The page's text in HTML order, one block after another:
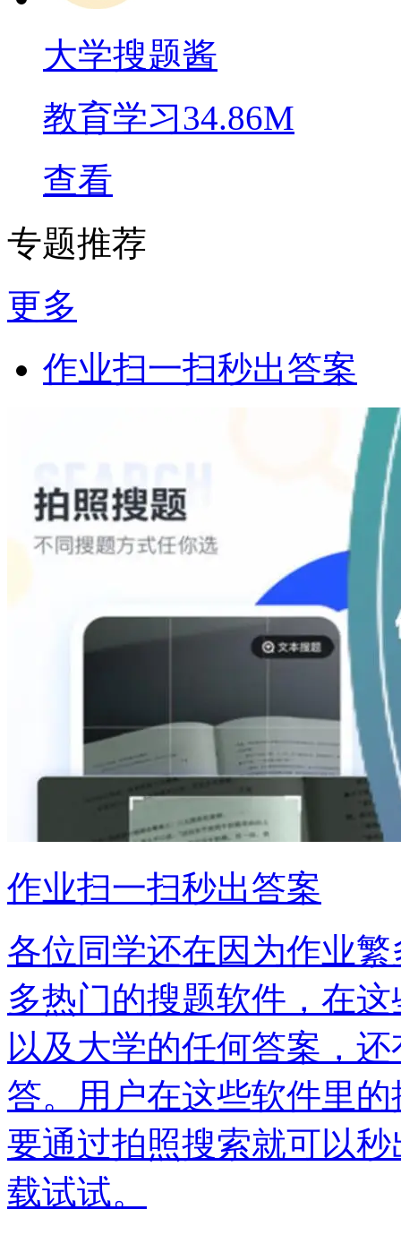
大学搜题酱
教育学习34.86M
查看
专题推荐
更多
作业扫一扫秒出答案
作业扫一扫秒出答案
各位同学还在因为作业
多热门的搜题软件，在
以及大学的任何答案，
答。用户在这些软件里
要通过拍照搜索就可以
载试试。